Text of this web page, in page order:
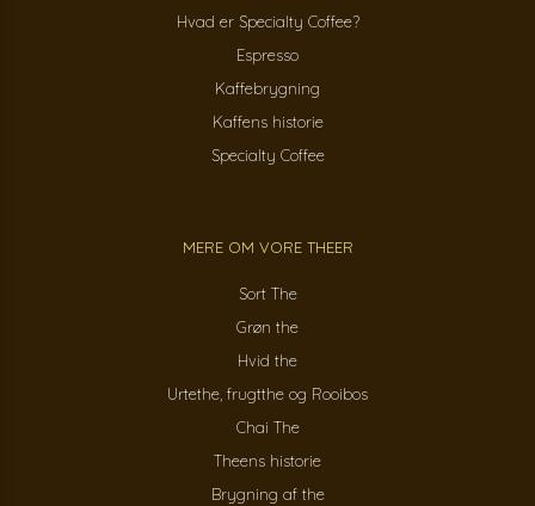
Hvad er Specialty Coffee?
Espresso
Kaffebrygning
Kaffens historie
Specialty Coffee
MERE OM VORE THEER
Sort The
Grøn the
Hvid the
Urtethe, frugtthe og Rooibos
Chai The
Theens historie
Brygning af the